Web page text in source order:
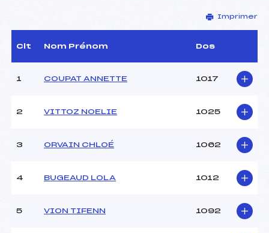
DOMENGE JEAN NOEL
(MB)
D.T Adjoint :
GLIERES
Point Haut :
Imprimer
Clt Nom Prénom Dos
1 COUPAT ANNETTE 1017
2 VITTOZ NOELIE 1025
3 ORVAIN CHLOÉ 1062
4 BUGEAUD LOLA 1012
5 VION TIFENN 1092